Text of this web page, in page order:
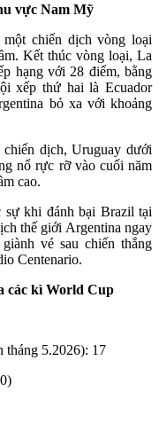
vực Nam Mỹ
chiến dịch vòng loại
Kết thúc vòng loại, La
hạng với 28 điểm, bằng
xếp thứ hai là Ecuador
bỏ xa với khoảng
dịch, Uruguay dưới
nổ rực rỡ vào cuối năm
cao.
sự khi đánh bại Brazil tại
thế giới Argentina ngay
vé sau chiến thắng
Centenario.
các kì World Cup
tháng 5.2026): 17